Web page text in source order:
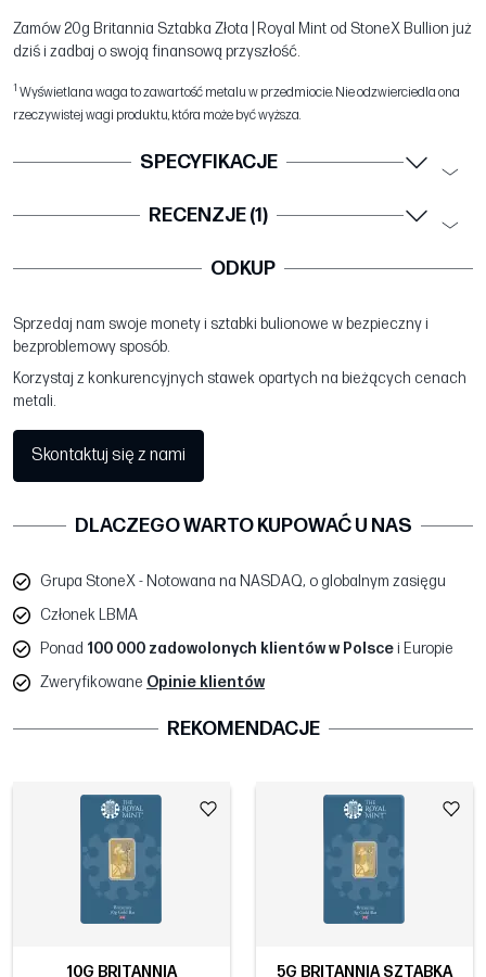
Zamów 20g Britannia Sztabka Złota | Royal Mint od StoneX Bullion już
dziś i zadbaj o swoją finansową przyszłość.
1 Wyświetlana waga to zawartość metalu w przedmiocie. Nie odzwierciedla ona
rzeczywistej wagi produktu, która może być wyższa.
SPECYFIKACJE
RECENZJE (1)
ODKUP
Sprzedaj nam swoje monety i sztabki bulionowe w bezpieczny i
bezproblemowy sposób.
Korzystaj z konkurencyjnych stawek opartych na bieżących cenach
metali.
Skontaktuj się z nami
DLACZEGO WARTO KUPOWAĆ U NAS
Grupa StoneX - Notowana na NASDAQ, o globalnym zasięgu
Członek LBMA
Ponad 100 000 zadowolonych klientów w Polscei Europie
Zweryfikowane Opinie klientów
REKOMENDACJE
10G BRITANNIA 5G BRITANNIA SZTABKA